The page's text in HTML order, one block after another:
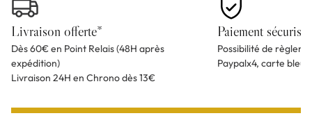
Livraison offerte*
Dès 60€ en Point Relais (48H après
expédition)
Livraison 24H en Chrono dès 13€
Paiement sécurisé
Possibilité de
Paypalx4, carte